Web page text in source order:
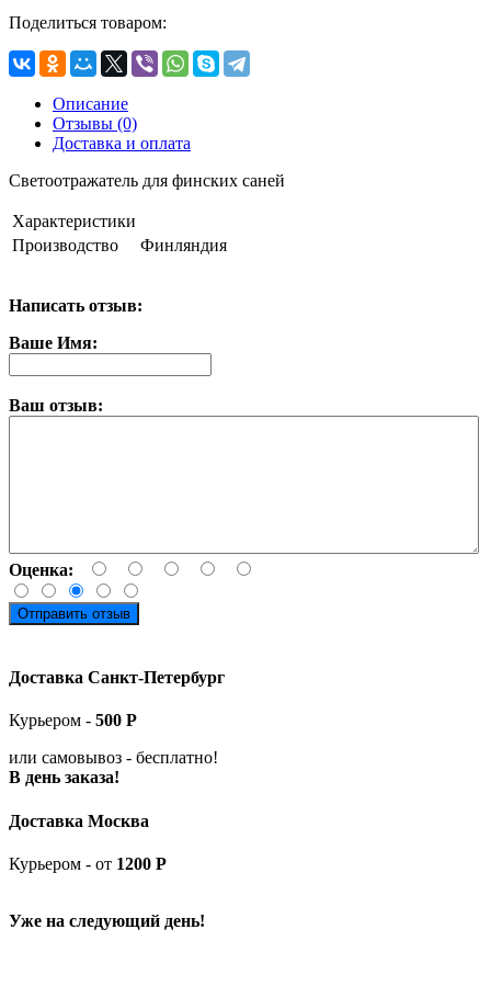
Поделиться товаром:
Описание
Отзывы (0)
Доставка и оплата
Светоотражатель для финских саней
Характеристики
Производство
Финляндия
Написать отзыв:
Ваше Имя:
Ваш отзыв:
Оценка:
Отправить отзыв
Доставка Санкт-Петербург
Курьером - 500 Р
или самовывоз - бесплатно!
В день заказа!
Доставка Москва
Курьером - от 1200 Р
Уже на следующий день!